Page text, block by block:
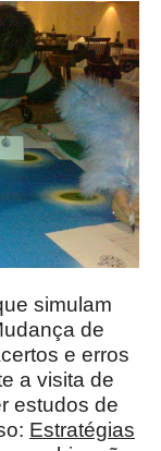
simulam
de
e erros
a visita de
estudos de
Estratégias